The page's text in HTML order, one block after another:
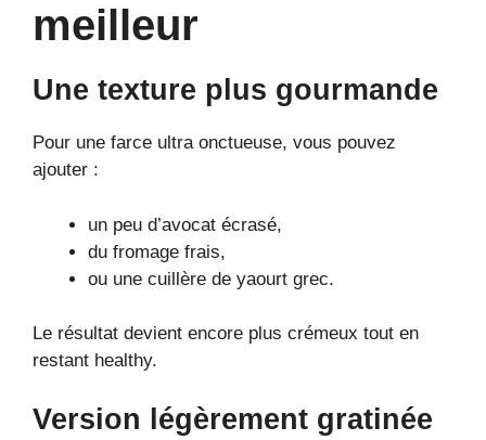
meilleur
Une texture plus gourmande
Pour une farce ultra onctueuse, vous pouvez
ajouter :
un peu d’avocat écrasé,
du fromage frais,
ou une cuillère de yaourt grec.
Le résultat devient encore plus crémeux tout en
restant healthy.
Version légèrement gratinée